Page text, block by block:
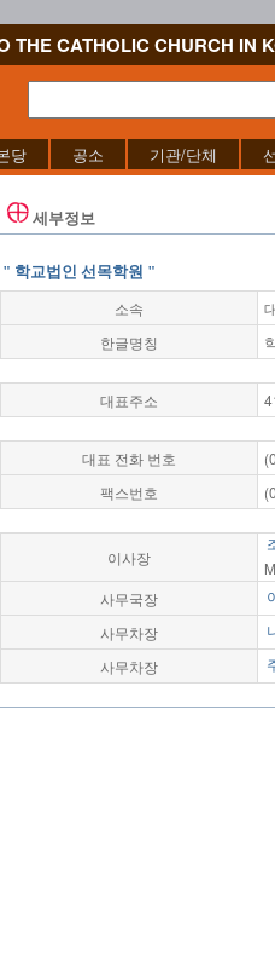
THE CATHOLIC CHURCH IN
당 공소 기관/단체
세부정보
" 학교법인 선목학원 "
소속
한글명칭
대표주소
대표 전화 번호
팩스번호
이사장
사무국장
사무차장
사무차장